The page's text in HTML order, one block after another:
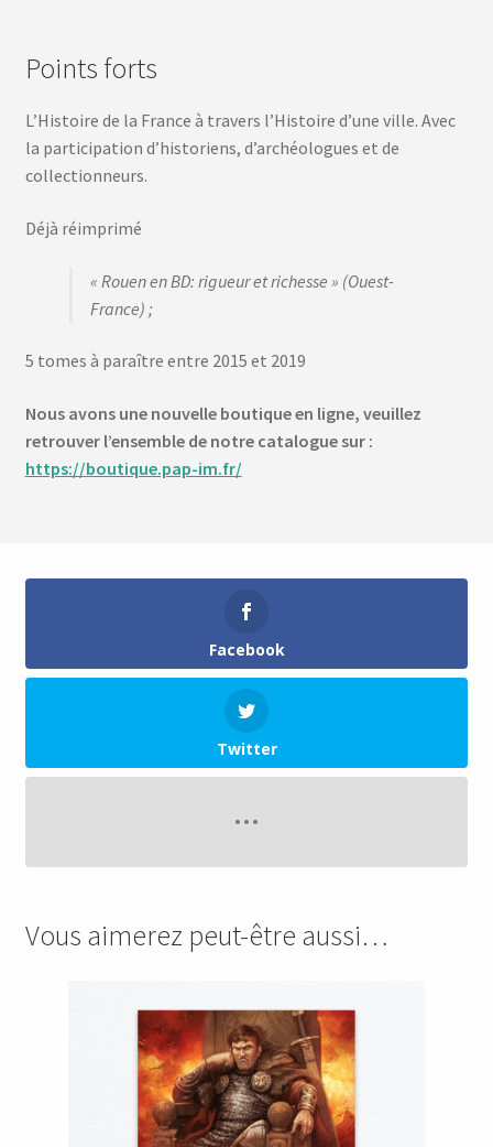
Points forts
L’Histoire de la France à travers l’Histoire d’une ville. Avec
la participation d’historiens, d’archéologues et de
collectionneurs.
Déjà réimprimé
« Rouen en BD: rigueur et richesse » (Ouest-
France) ;
5 tomes à paraître entre 2015 et 2019
Nous avons une nouvelle boutique en ligne, veuillez
retrouver l’ensemble de notre catalogue sur :
https://boutique.pap-im.fr/
Facebook
Twitter
Vous aimerez peut-être aussi…